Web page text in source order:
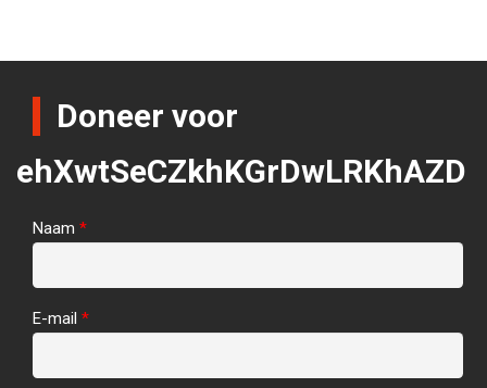
Doneer voor
ehXwtSeCZkhKGrDwLRKhAZD
Naam *
E-mail *